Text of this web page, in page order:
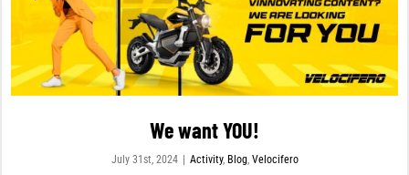
We want YOU!
July 31st, 2024 Activity, Blog, Velocifero